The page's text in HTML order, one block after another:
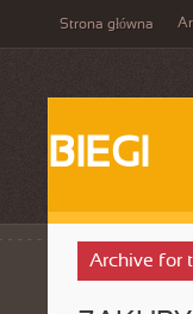
Strona główna
BIEGI
Archive for